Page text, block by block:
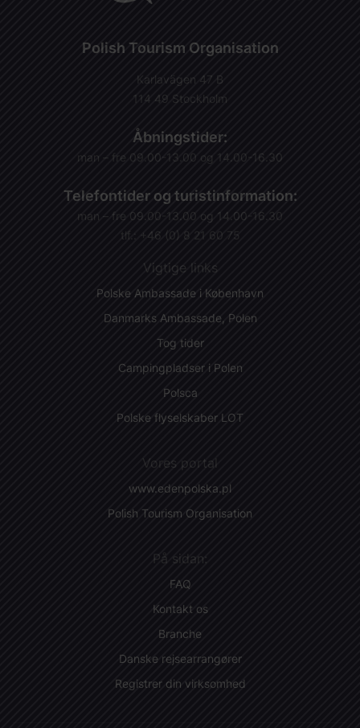
Polish Tourism Organisation
Karlavägen 47 B
114 49 Stockholm
Åbningstider:
man – fre 09.00-13.00 og 14.00-16.30
Telefontider og turistinformation:
man – fre 09.00-13.00 og 14.00-16.30
tlf.: +46 (0) 8 21 60 75
Vigtige links
Polske Ambassade i København
Danmarks Ambassade, Polen
Tog tider
Campingpladser i Polen
Polsca
Polske flyselskaber LOT
Vores portal
www.edenpolska.pl
Polish Tourism Organisation
På sidan:
FAQ
Kontakt os
Branche
Danske rejsearrangører
Registrer din virksomhed